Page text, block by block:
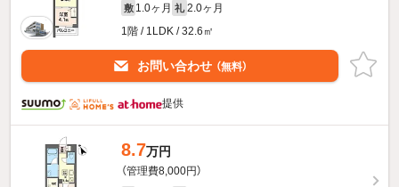
敷 1.0ヶ月 礼 2.0ヶ月
1階 / 1LDK / 32.6㎡
お問い合わせ （無料）
提供
8.7万円
（管理費8,000円）